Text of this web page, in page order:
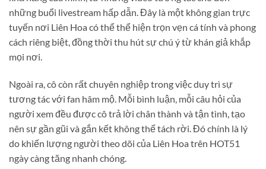
những buổi livestream hấp dẫn. Đây là một không gian trực
tuyến nơi Liên Hoa có thể thể hiện trọn vẹn cá tính và phong
cách riêng biệt, đồng thời thu hút sự chú ý từ khán giả khắp
mọi nơi.
Ngoài ra, cô còn rất chuyên nghiệp trong việc duy trì sự
tương tác với fan hâm mộ. Mỗi bình luận, mỗi câu hỏi của
người xem đều được cô trả lời chân thành và tận tình, tạo
nên sự gần gũi và gắn kết không thể tách rời. Đó chính là lý
do khiến lượng người theo dõi của Liên Hoa trên HOT51
ngày càng tăng nhanh chóng.